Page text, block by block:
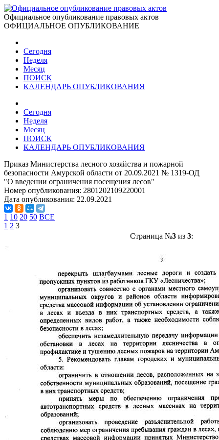
Официальное опубликование правовых актов
ОФИЦИАЛЬНОЕ ОПУБЛИКОВАНИЕ
Сегодня
Неделя
Месяц
ПОИСК
КАЛЕНДАРЬ ОПУБЛИКОВАНИЯ
Сегодня
Неделя
Месяц
ПОИСК
КАЛЕНДАРЬ ОПУБЛИКОВАНИЯ
Приказ Министерства лесного хозяйства и пожарной
безопасности Амурской области от 20.09.2021 № 1319-ОД
"О введении ограничения посещения лесов"
Номер опубликования: 2801202109220001
Дата опубликования: 22.09.2021
1 10 20 50 ВСЕ
1 2 3
Страница №3 из 3: